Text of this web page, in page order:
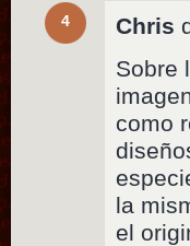
4 Chris
Sobre
como
la
el